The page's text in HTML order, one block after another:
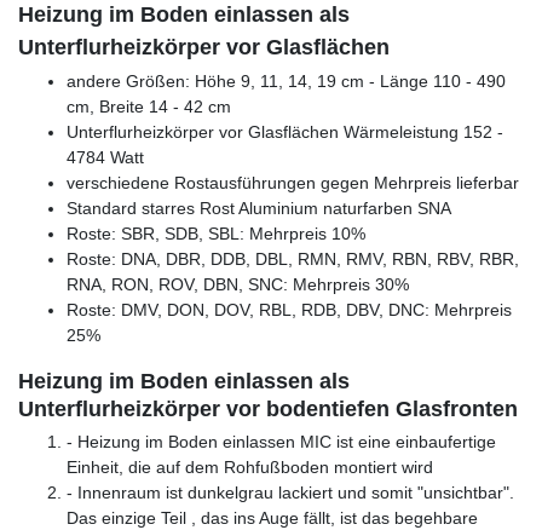
Heizung im Boden einlassen als
Unterflurheizkörper vor Glasflächen
andere Größen: Höhe 9, 11, 14, 19 cm - Länge 110 - 490
cm, Breite 14 - 42 cm
Unterflurheizkörper vor Glasflächen Wärmeleistung 152 -
4784 Watt
verschiedene Rostausführungen gegen Mehrpreis lieferbar
Standard starres Rost Aluminium naturfarben SNA
Roste: SBR, SDB, SBL: Mehrpreis 10%
Roste: DNA, DBR, DDB, DBL, RMN, RMV, RBN, RBV, RBR,
RNA, RON, ROV, DBN, SNC: Mehrpreis 30%
Roste: DMV, DON, DOV, RBL, RDB, DBV, DNC: Mehrpreis
25%
Heizung im Boden einlassen als
Unterflurheizkörper vor bodentiefen Glasfronten
- Heizung im Boden einlassen MIC ist eine einbaufertige
Einheit, die auf dem Rohfußboden montiert wird
- Innenraum ist dunkelgrau lackiert und somit "unsichtbar".
Das einzige Teil , das ins Auge fällt, ist das begehbare